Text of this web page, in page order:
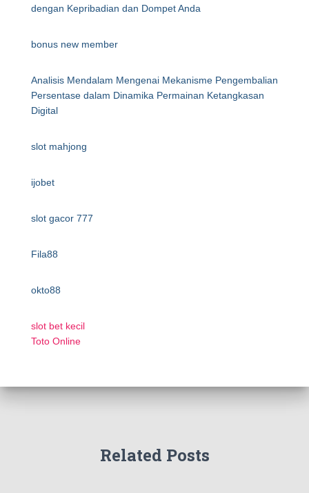
dengan Kepribadian dan Dompet Anda
bonus new member
Analisis Mendalam Mengenai Mekanisme Pengembalian
Persentase dalam Dinamika Permainan Ketangkasan
Digital
slot mahjong
ijobet
slot gacor 777
Fila88
okto88
slot bet kecil
Toto Online
Related Posts